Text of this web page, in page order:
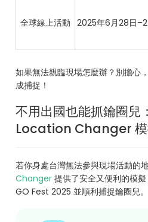
全球線上活動 2025年6月28日
如果無法親臨現場怎麼辦？別擔心
成捕捉！
不用出國也能抓鑰圈
Location Changer 模
若你身處台灣無法參與現場活動的
Changer 提供了安全又便利的模
GO Fest 2025 並順利捕捉鑰圈兒。